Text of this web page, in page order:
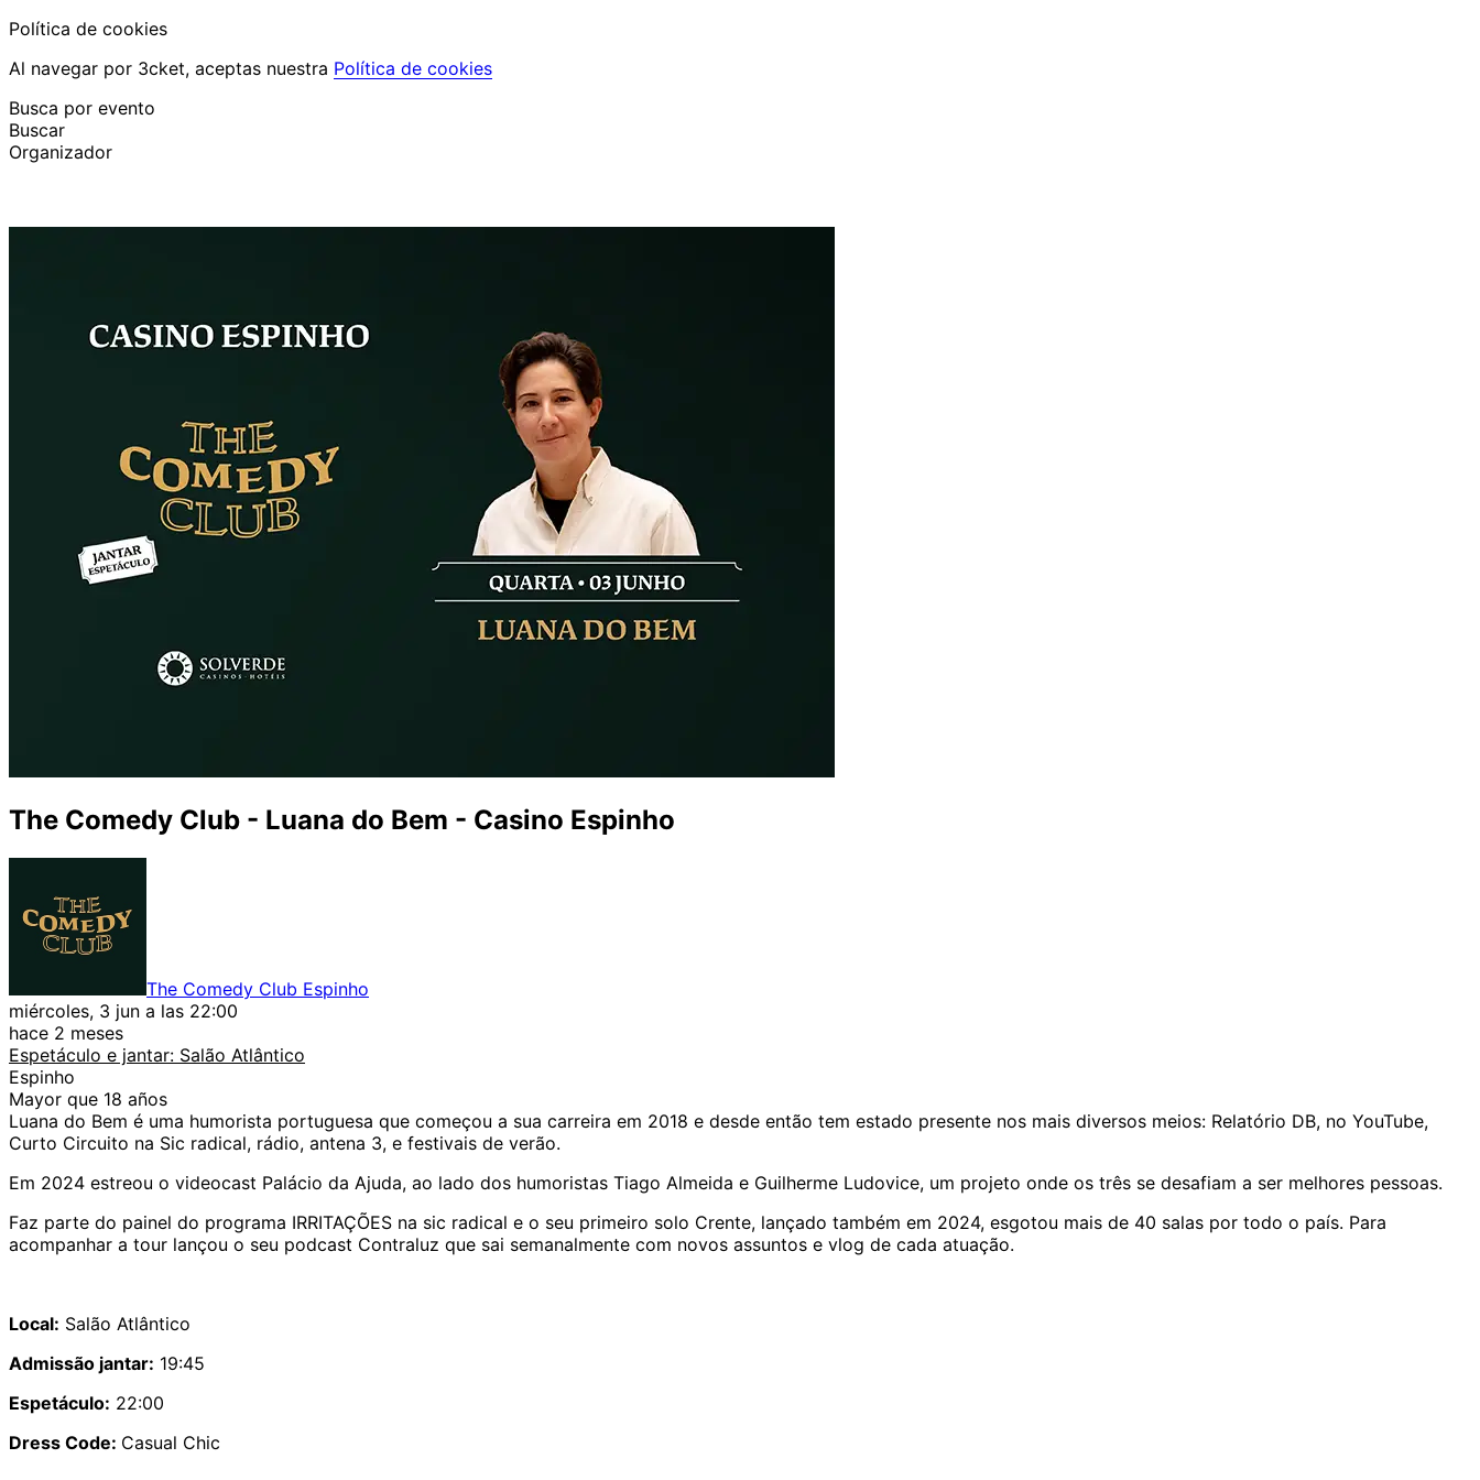
Política de cookies
Al navegar por 3cket, aceptas nuestra Política de cookies
Busca por evento
Buscar
Organizador
Español
The Comedy Club - Luana do Bem - Casino Espinho
The Comedy Club Espinho
miércoles, 3 jun a las 22:00
hace 2 meses
Espetáculo e jantar: Salão Atlântico
Espinho
Mayor que 18 años
Luana do Bem é uma humorista portuguesa que começou a sua carreira em 2018 e desde então tem estado presente nos mais diversos meios: Relatório DB, no YouTube,
Curto Circuito na Sic radical, rádio, antena 3, e festivais de verão.
Em 2024 estreou o videocast Palácio da Ajuda, ao lado dos humoristas Tiago Almeida e Guilherme Ludovice, um projeto onde os três se desafiam a ser melhores pessoas.
Faz parte do painel do programa IRRITAÇÕES na sic radical e o seu primeiro solo Crente, lançado também em 2024, esgotou mais de 40 salas por todo o país. Para
acompanhar a tour lançou o seu podcast Contraluz que sai semanalmente com novos assuntos e vlog de cada atuação.
Local: Salão Atlântico
Admissão jantar: 19:45
Espetáculo: 22:00
Dress Code: Casual Chic